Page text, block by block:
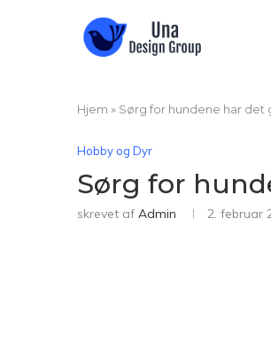
Hjem » Sørg for hundene har
Hobby og Dyr
Sørg for
skrevet af Admin 2. februar